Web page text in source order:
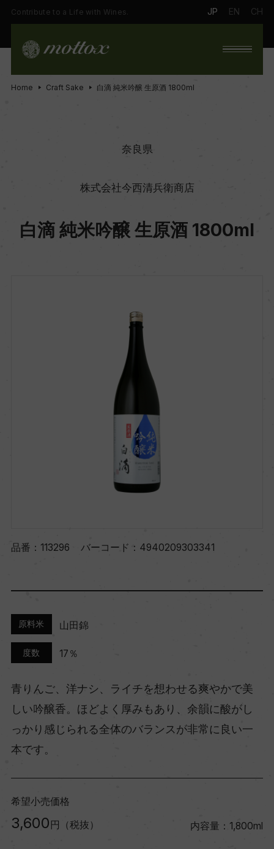
Contribute to a Life with Wines. JP EN CH
Home Craft Sake 白滴 純米吟醸 生原酒 1800ml
奈良県
株式会社今西清兵衛商店
白滴 純米吟醸 生原酒 1800ml
品番： 113296 バーコード： 4940209303341
原料米 山田錦
度数 17％
青りんご、洋ナシ、ライチを想わせる爽やかで美
しい吟醸香。ほどよく厚みもあり、余韻に酸がし
っかり感じられる全体のバランスが非常に良い一
本です。
希望小売価格
3,600 円（税抜） 内容量：1,800ml